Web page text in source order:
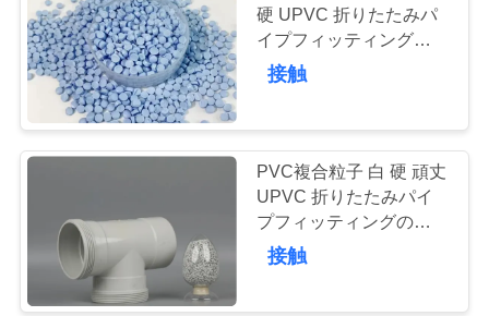
私
達
に
つ
硬 UPVC 折りたたみパ
イプフィッティングのた
めの原材料
接触
PVC複合粒子 白 硬 頑丈
UPVC 折りたたみパイ
プフィッティングのため
のPVC原材料 UPVCパ
イプフィッティングのた
接触